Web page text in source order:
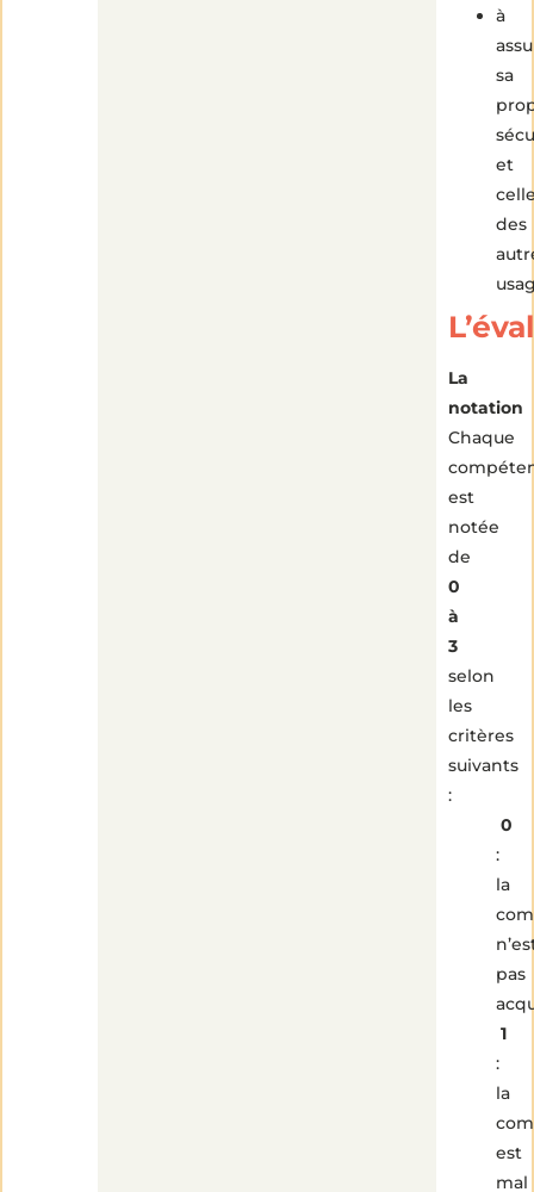
à
sa
et
des
La
notation
Chaque
est
notée
de
0
à
3
selon
les
critères
suivants
:
0
:
la
pas
1
:
la
est
mal